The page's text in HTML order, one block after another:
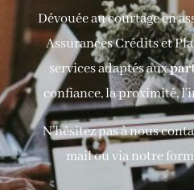
Dévouée au courtage en
Assurances Crédits et
services adaptés aux
confiance, la proximité,
N’hésitez pas à nous
mail ou via notre